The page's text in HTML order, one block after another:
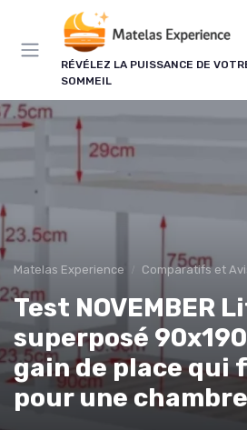
RÉVÉLEZ LA PUISSANCE DE
SOMMEIL
Matelas Experience Comparatifs et
Test NOVEMBER
superposé
gain de place qui
pour une
Panneau de gestion des cookies